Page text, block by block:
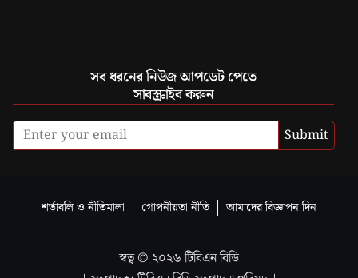
সব ধরনের নিউজ আপডেট পেতে
সাবস্ক্রাইব করুন
Submit
শর্তাবলি ও নীতিমালা গোপনীয়তা নীতি আমাদের বিজ্ঞাপন দিন
স্বত্ব © ২০২৬ টিবিএন বিডি